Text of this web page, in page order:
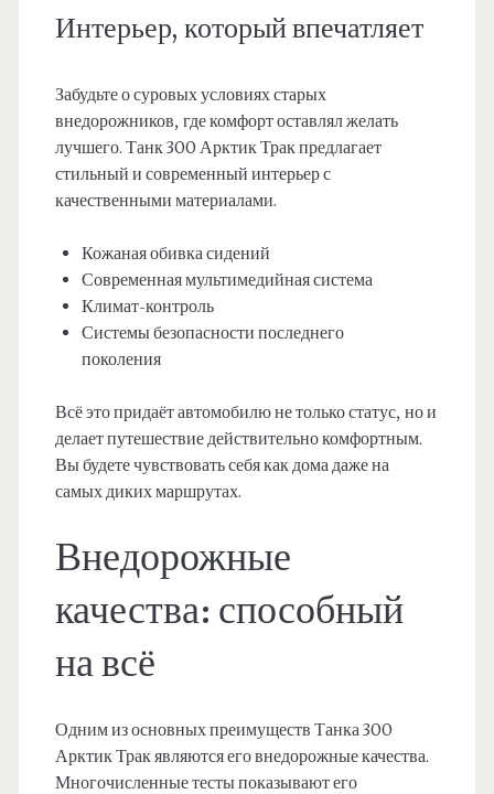
Интерьер, который впечатляет
Забудьте о суровых условиях старых
внедорожников, где комфорт оставлял желать
лучшего. Танк 300 Арктик Трак предлагает
стильный и современный интерьер с
качественными материалами.
Кожаная обивка сидений
Современная мультимедийная система
Климат-контроль
Системы безопасности последнего
поколения
Всё это придаёт автомобилю не только статус, но и
делает путешествие действительно комфортным.
Вы будете чувствовать себя как дома даже на
самых диких маршрутах.
Внедорожные
качества: способный
на всё
Одним из основных преимуществ Танка 300
Арктик Трак являются его внедорожные качества.
Многочисленные тесты показывают его